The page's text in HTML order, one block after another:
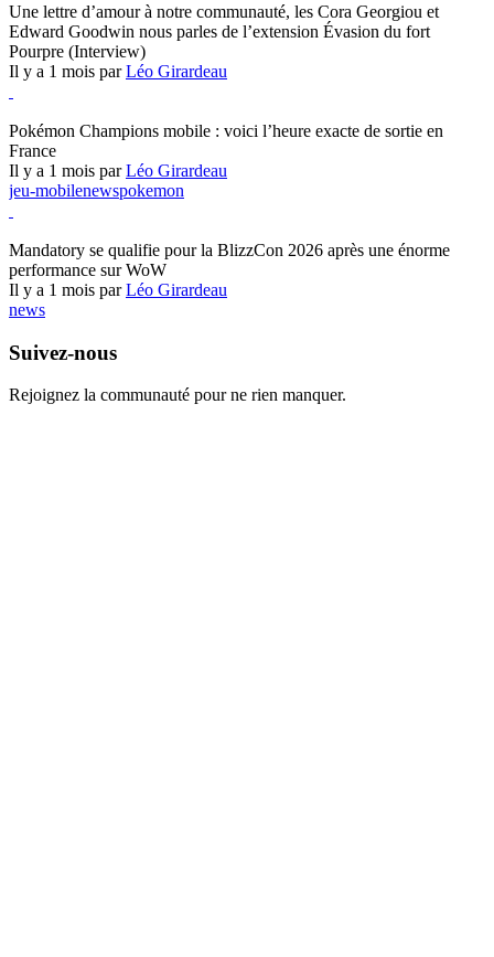
Une lettre d’amour à notre communauté, les Cora Georgiou et
Edward Goodwin nous parles de l’extension Évasion du fort
Pourpre (Interview)
Il y a 1 mois parLéo Girardeau
Pokémon Champions mobile : voici l’heure exacte de sortie en
France
Il y a 1 mois parLéo Girardeau
jeu-mobilenewspokemon
Mandatory se qualifie pour la BlizzCon 2026 après une énorme
performance sur WoW
Il y a 1 mois parLéo Girardeau
news
Suivez-nous
Rejoignez la communauté pour ne rien manquer.